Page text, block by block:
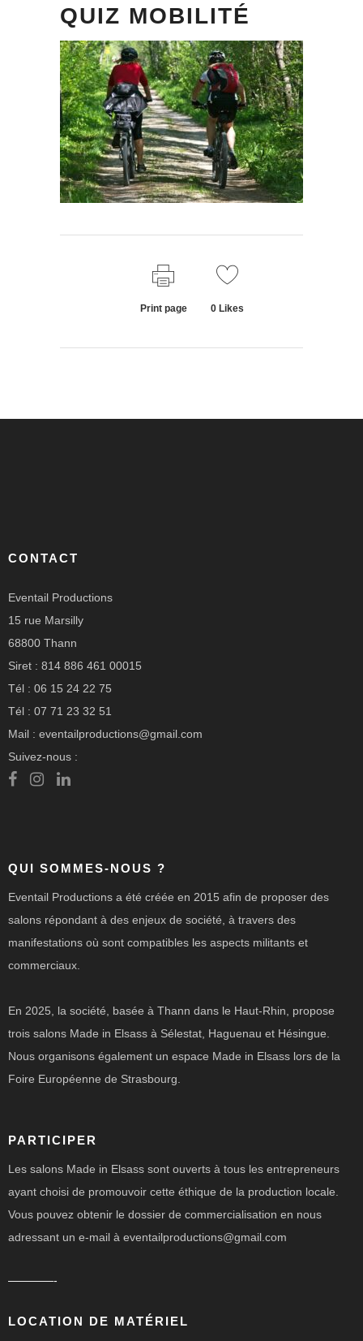
QUIZ MOBILITÉ
Print page 0Likes
CONTACT
Eventail Productions
15 rue Marsilly
68800 Thann
Siret : 814 886 461 00015
Tél : 06 15 24 22 75
Tél : 07 71 23 32 51
Mail : eventailproductions@gmail.com
Suivez-nous :
QUI SOMMES-NOUS ?
Eventail Productions a été créée en 2015 afin de proposer des
salons répondant à des enjeux de société, à travers des
manifestations où sont compatibles les aspects militants et
commerciaux.
En 2025, la société, basée à Thann dans le Haut-Rhin, propose
trois salons Made in Elsass à Sélestat, Haguenau et Hésingue.
Nous organisons également un espace Made in Elsass lors de la
Foire Européenne de Strasbourg.
PARTICIPER
Les salons Made in Elsass sont ouverts à tous les entrepreneurs
ayant choisi de promouvoir cette éthique de la production locale.
Vous pouvez obtenir le dossier de commercialisation en nous
adressant un e-mail à eventailproductions@gmail.com
————-
LOCATION DE MATÉRIEL